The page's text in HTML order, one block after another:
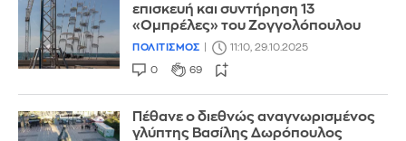
επισκευή και συντήρηση 13
«Ομπρέλες» του Ζογγολόπουλου
ΠΟΛΙΤΙΣΜΟΣ 11:10, 29.10.2025
0 69
Πέθανε ο διεθνώς αναγνωρισμένος
γλύπτης Βασίλης Δωρόπουλος